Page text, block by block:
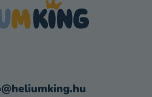
I
@heliumking.hu